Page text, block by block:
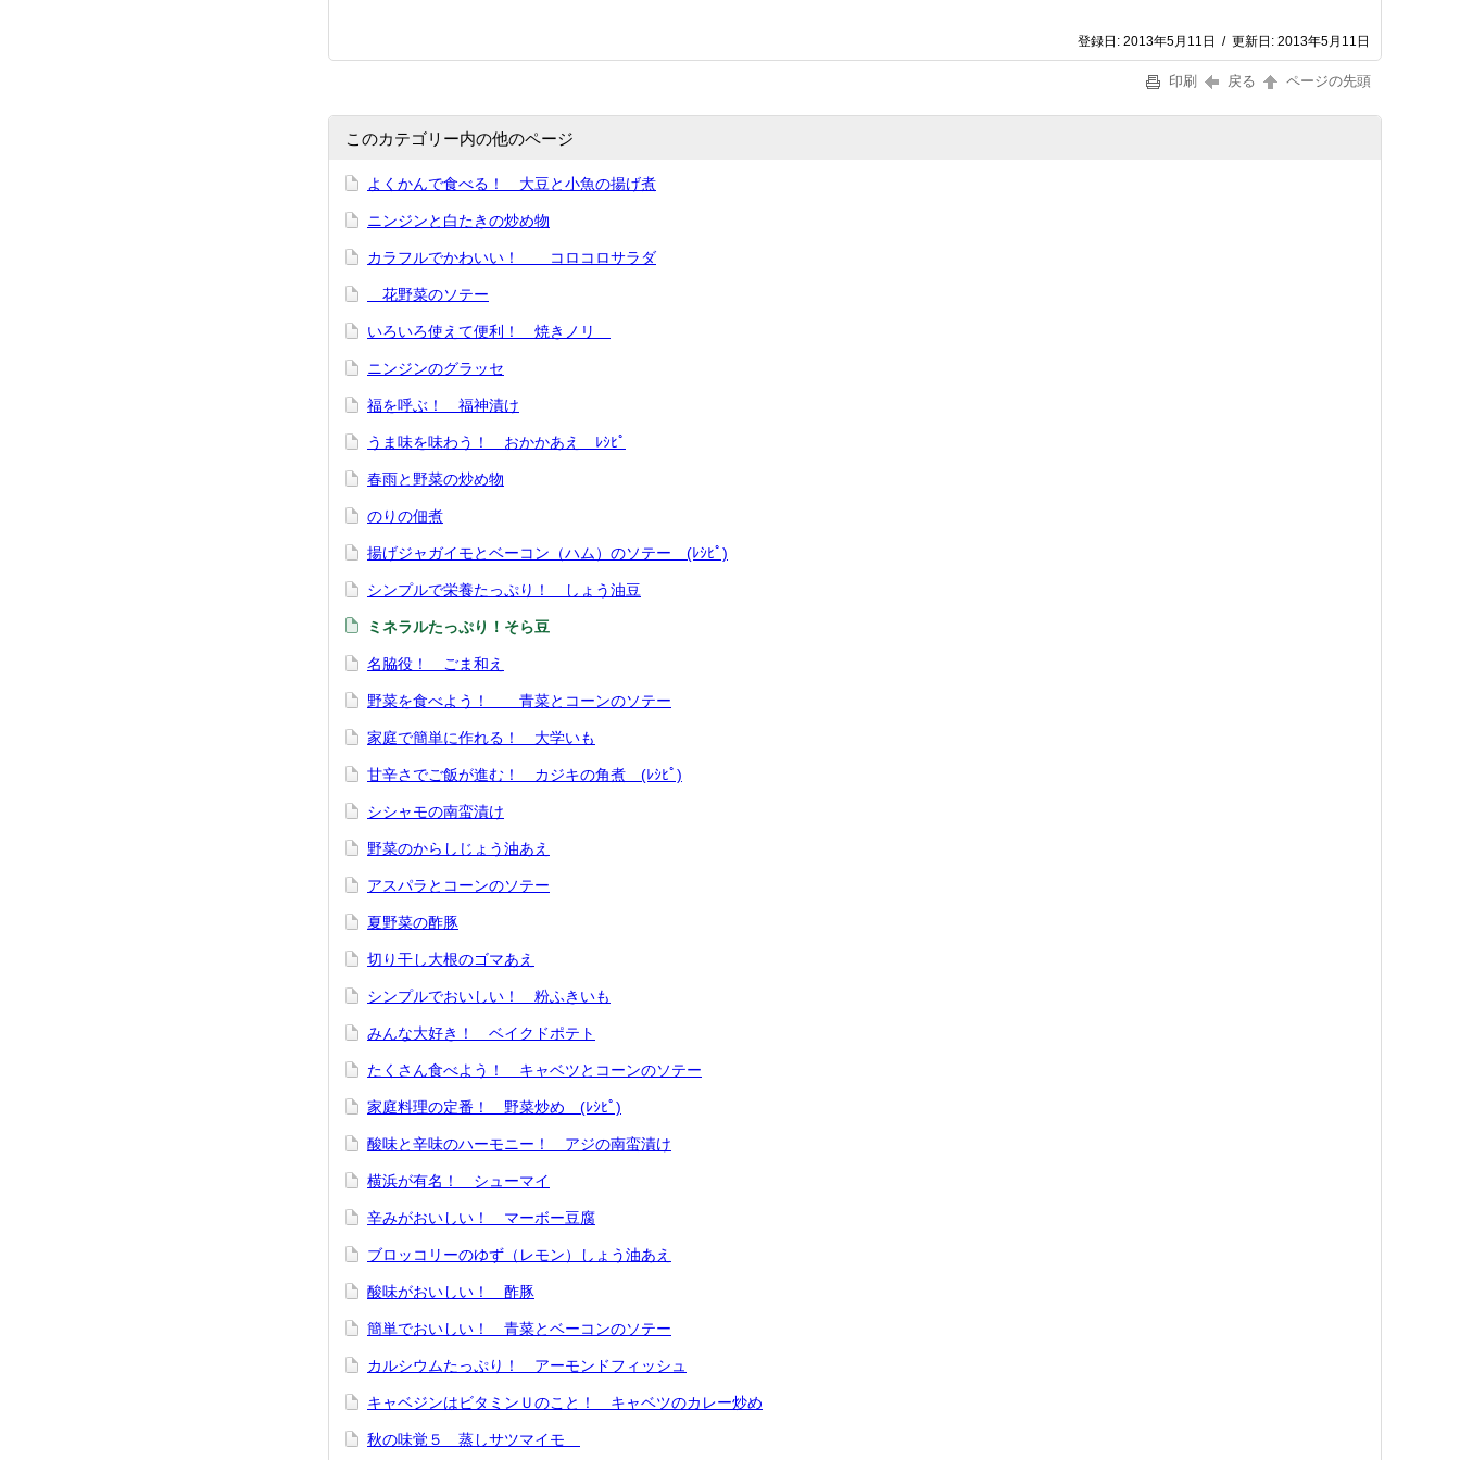
登録日: 2013年5月11日 / 更新日: 2013年5月11日
印刷 戻る ページの先頭
このカテゴリー内の他のページ
よくかんで食べる！ 大豆と小魚の揚げ煮
ニンジンと白たきの炒め物
カラフルでかわいい！ コロコロサラダ
花野菜のソテー
いろいろ使えて便利！ 焼きノリ
ニンジンのグラッセ
福を呼ぶ！ 福神漬け
うま味を味わう！ おかかあえ ﾚｼﾋﾟ
春雨と野菜の炒め物
のりの佃煮
揚げジャガイモとベーコン（ハム）のソテー (ﾚｼﾋﾟ)
シンプルで栄養たっぷり！ しょう油豆
ミネラルたっぷり！そら豆
名脇役！ ごま和え
野菜を食べよう！ 青菜とコーンのソテー
家庭で簡単に作れる！ 大学いも
甘辛さでご飯が進む！ カジキの角煮 (ﾚｼﾋﾟ)
シシャモの南蛮漬け
野菜のからしじょう油あえ
アスパラとコーンのソテー
夏野菜の酢豚
切り干し大根のゴマあえ
シンプルでおいしい！ 粉ふきいも
みんな大好き！ ベイクドポテト
たくさん食べよう！ キャベツとコーンのソテー
家庭料理の定番！ 野菜炒め (ﾚｼﾋﾟ)
酸味と辛味のハーモニー！ アジの南蛮漬け
横浜が有名！ シューマイ
辛みがおいしい！ マーボー豆腐
ブロッコリーのゆず（レモン）しょう油あえ
酸味がおいしい！ 酢豚
簡単でおいしい！ 青菜とベーコンのソテー
カルシウムたっぷり！ アーモンドフィッシュ
キャベジンはビタミンＵのこと！ キャベツのカレー炒め
秋の味覚５ 蒸しサツマイモ